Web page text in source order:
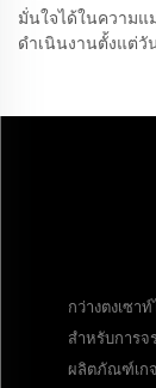
มั่นใจได้ในความแ
ดำเนินงานตั้งแต่วั
กว่างตงเซ
สำหรับการ
ผลิตภัณฑ์เก